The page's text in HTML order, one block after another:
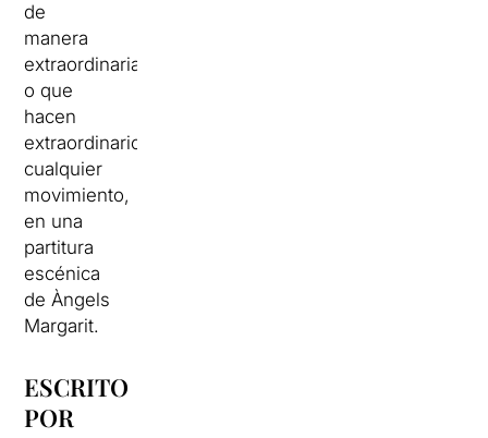
de
manera
extraordinaria
o que
hacen
extraordinario
cualquier
movimiento,
en una
partitura
escénica
de Àngels
Margarit.
ESCRITO
POR